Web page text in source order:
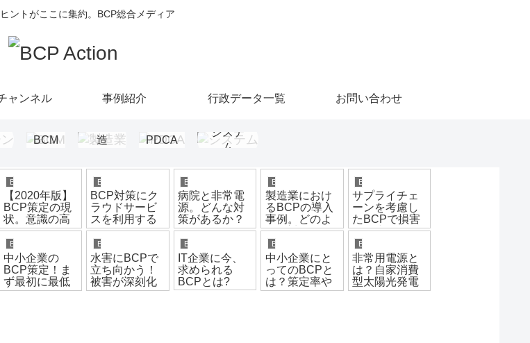
ントがここに集約。BCP総合メディア
ャンネル 事例紹介 行政データ一覧 お問い合わせ
BCM
造
PDCA
システ
ム
BCP
【2020年版】
BCP策定の現
状。意識の高
まりはあるも
政府目標には
はるかに届か
ず
BCP
BCP対策にク
ラウドサービ
スを利用する
メリットとデ
メリット
BCP
病院と非常電
源。どんな対
策があるか？
BCP
製造業におけ
るBCPの導入
事例。どのよ
うな対策があ
るか
BCP
サプライチェ
ーンを考慮し
たBCPで損害
を最小限に！
被災に強い企
業体質を作ろ
う
BCP
中小企業の
BCP策定！ま
ず最初に最低
限取りかかる
BCP
水害にBCPで
立ち向かう！
被害が深刻化
する水害の対
BCP
IT企業に今、
求められる
BCPとは?
BCP
中小企業にと
ってのBCPと
は？策定率や
ガイドライン
BCP
非常用電源と
は？自家消費
型太陽光発電
を使ったBCP